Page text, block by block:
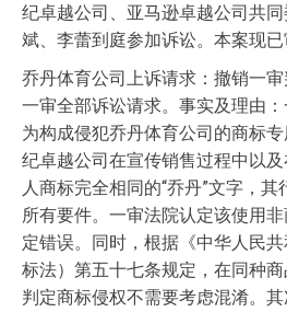
纪卓越公司、亚马逊卓越公司共
斌、李蕾到庭参加诉讼。本案现已
乔丹体育公司上诉请求：撤销一
一审全部诉讼请求。事实及理由
为构成侵犯乔丹体育公司的商标
纪卓越公司在宣传销售过程中以
人商标完全相同的“乔丹”文字，
所有要件。一审法院认定该使用
定错误。同时，根据《中华人民
标法）第五十七条规定，在同种商
判定商标侵权不需要考虑混淆。